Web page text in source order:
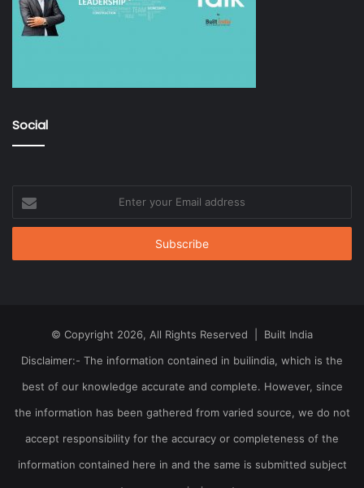
Social
your
Email
© Copyright 2026, All Rights Reserved | Built India
Disclaimer:- The information contained in builindia, which is the
best of our knowledge accurate and complete. However, since
the information has been gathered from varied source, we do not
accept responsibility for the accuracy or completeness of the
information contained here in and the same is submitted subject